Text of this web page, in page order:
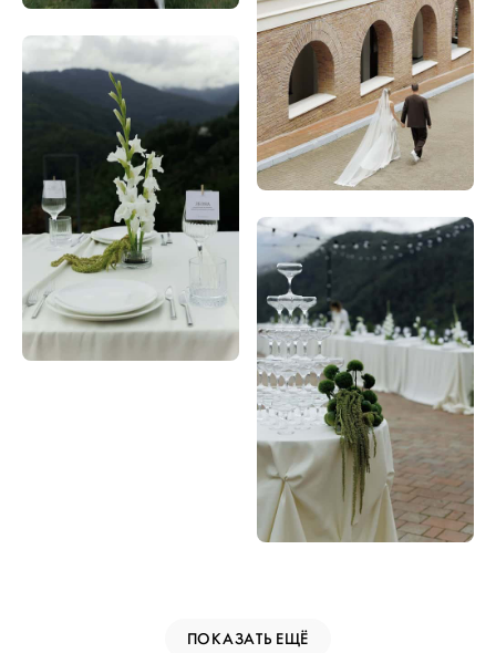
ПОКАЗАТЬ ЕЩЁ